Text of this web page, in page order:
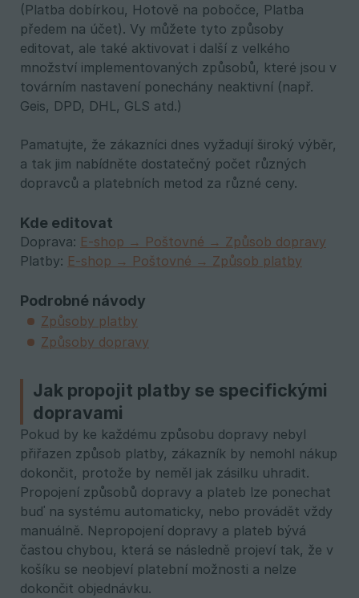
(Platba dobírkou, Hotově na pobočce, Platba
předem na účet). Vy můžete tyto způsoby
editovat, ale také aktivovat i další z velkého
množství implementovaných způsobů, které jsou v
továrním nastavení ponechány neaktivní (např.
Geis, DPD, DHL, GLS atd.)
Pamatujte, že zákazníci dnes vyžadují široký výběr,
a tak jim nabídněte dostatečný počet různých
dopravců a platebních metod za různé ceny.
Kde editovat
Doprava: E-shop → Poštovné → Způsob dopravy
Platby: E-shop → Poštovné → Způsob platby
Podrobné návody
Způsoby platby
Způsoby dopravy
Jak propojit platby se specifickými
dopravami
Pokud by ke každému způsobu dopravy nebyl
přiřazen způsob platby, zákazník by nemohl nákup
dokončit, protože by neměl jak zásilku uhradit.
Propojení způsobů dopravy a plateb lze ponechat
buď na systému automaticky, nebo provádět vždy
manuálně. Nepropojení dopravy a plateb bývá
častou chybou, která se následně projeví tak, že v
košíku se neobjeví platební možnosti a nelze
dokončit objednávku.